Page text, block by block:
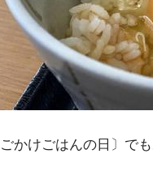
かけごはんの日〕でも